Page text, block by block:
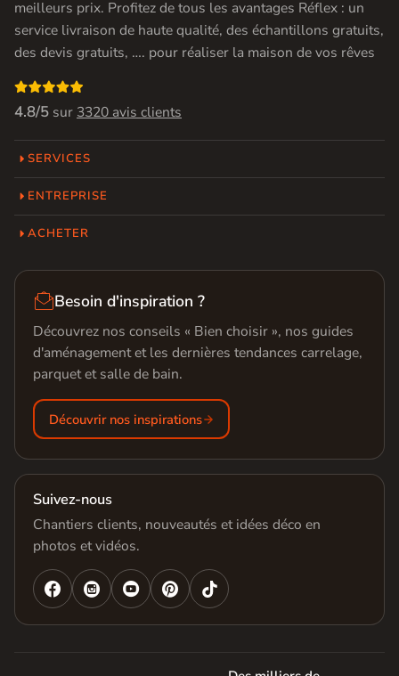
meilleurs prix. Profitez de tous les avantages Réflex : un
service livraison de haute qualité, des échantillons gratuits,
des devis gratuits, …. pour réaliser la maison de vos rêves

4.8/5 sur 3320 avis clients
SERVICES
ENTREPRISE
ACHETER
Besoin d'inspiration ?
Découvrez nos conseils « Bien choisir », nos guides
d'aménagement et les dernières tendances carrelage,
parquet et salle de bain.
Découvrir nos inspirations
Suivez-nous
Chantiers clients, nouveautés et idées déco en
photos et vidéos.
   